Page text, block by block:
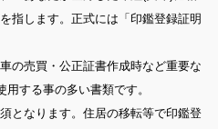
指します。正式には「印鑑登録証明
の売買・公正証書作成時など重要な
する事の多い書類です。
となります。住居の移転等で印鑑登